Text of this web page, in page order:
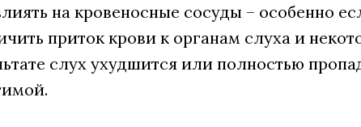
на кровеносные сосуды – особенно
приток крови к органам слуха и
слух ухудшится или полностью